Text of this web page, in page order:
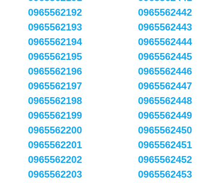
0965562192
0965562193
0965562194
0965562195
0965562196
0965562197
0965562198
0965562199
0965562200
0965562201
0965562202
0965562203
0965562442
0965562443
0965562444
0965562445
0965562446
0965562447
0965562448
0965562449
0965562450
0965562451
0965562452
0965562453